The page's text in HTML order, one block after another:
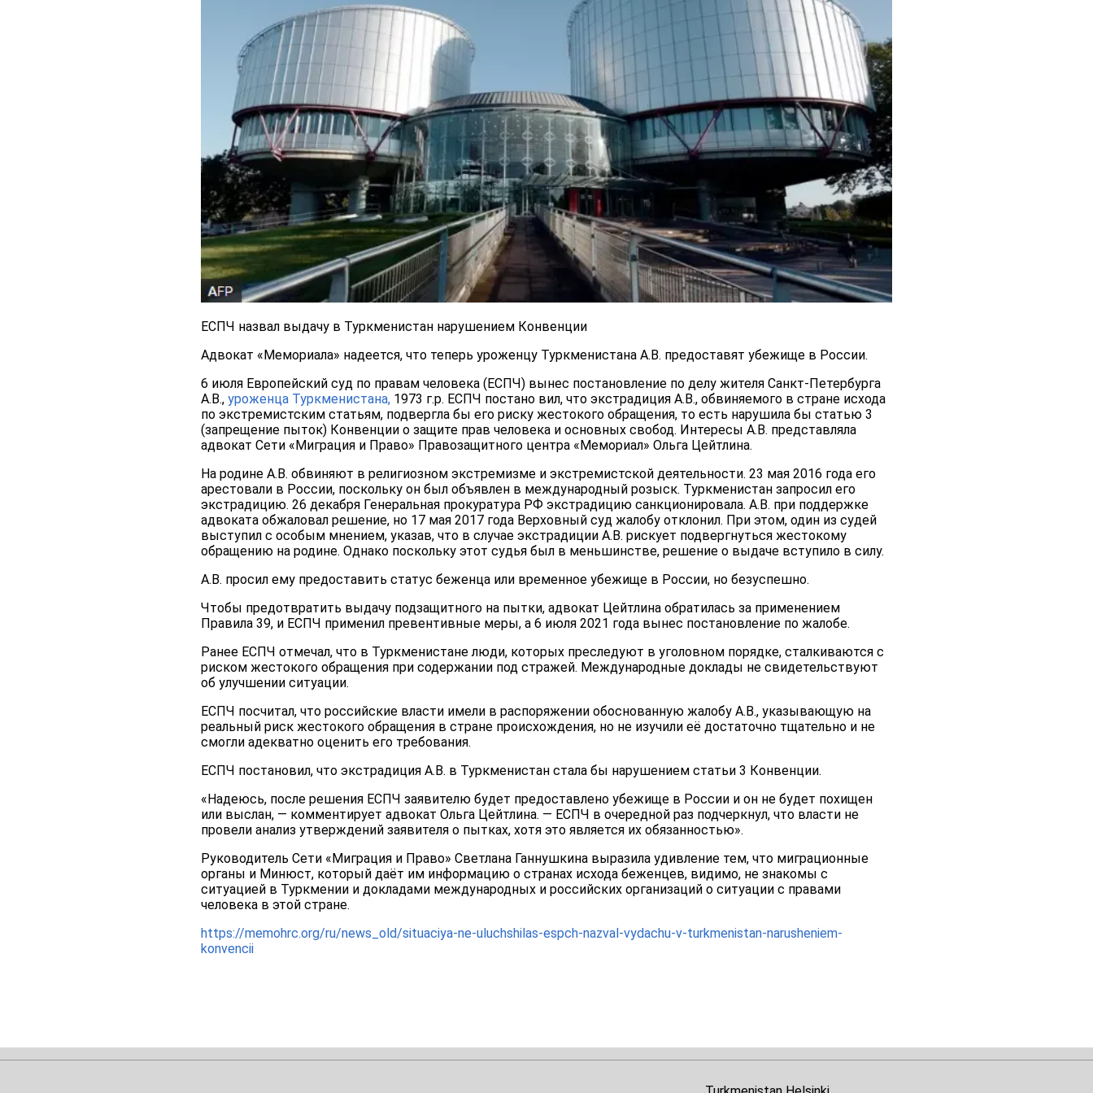
ЕСПЧ назвал выдачу в Туркменистан нарушением Конвенции
Адвокат «Мемориала» надеется, что теперь уроженцу Туркменистана А.В. предоставят убежище в России.
6 июля Европейский суд по правам человека (ЕСПЧ) вынес постановление по делу жителя Санкт-Петербурга
А.В., уроженца Туркменистана, 1973 г.р. ЕСПЧ постано вил, что экстрадиция А.В., обвиняемого в стране исхода
по экстремистским статьям, подвергла бы его риску жестокого обращения, то есть нарушила бы статью 3
(запрещение пыток) Конвенции о защите прав человека и основных свобод. Интересы А.В. представляла
адвокат Сети «Миграция и Право» Правозащитного центра «Мемориал» Ольга Цейтлина.
На родине А.В. обвиняют в религиозном экстремизме и экстремистской деятельности. 23 мая 2016 года его
арестовали в России, поскольку он был объявлен в международный розыск. Туркменистан запросил его
экстрадицию. 26 декабря Генеральная прокуратура РФ экстрадицию санкционировала. А.В. при поддержке
адвоката обжаловал решение, но 17 мая 2017 года Верховный суд жалобу отклонил. При этом, один из судей
выступил с особым мнением, указав, что в случае экстрадиции А.В. рискует подвергнуться жестокому
обращению на родине. Однако поскольку этот судья был в меньшинстве, решение о выдаче вступило в силу.
А.В. просил ему предоставить статус беженца или временное убежище в России, но безуспешно.
Чтобы предотвратить выдачу подзащитного на пытки, адвокат Цейтлина обратилась за применением
Правила 39, и ЕСПЧ применил превентивные меры, а 6 июля 2021 года вынес постановление по жалобе.
Ранее ЕСПЧ отмечал, что в Туркменистане люди, которых преследуют в уголовном порядке, сталкиваются с
риском жестокого обращения при содержании под стражей. Международные доклады не свидетельствуют
об улучшении ситуации.
ЕСПЧ посчитал, что российские власти имели в распоряжении обоснованную жалобу А.В., указывающую на
реальный риск жестокого обращения в стране происхождения, но не изучили её достаточно тщательно и не
смогли адекватно оценить его требования.
ЕСПЧ постановил, что экстрадиция А.В. в Туркменистан стала бы нарушением статьи 3 Конвенции.
«Надеюсь, после решения ЕСПЧ заявителю будет предоставлено убежище в России и он не будет похищен
или выслан, — комментирует адвокат Ольга Цейтлина. — ЕСПЧ в очередной раз подчеркнул, что власти не
провели анализ утверждений заявителя о пытках, хотя это является их обязанностью».
Руководитель Сети «Миграция и Право» Светлана Ганнушкина выразила удивление тем, что миграционные
органы и Минюст, который даёт им информацию о странах исхода беженцев, видимо, не знакомы с
ситуацией в Туркмении и докладами международных и российских организаций о ситуации с правами
человека в этой стране.
https://memohrc.org/ru/news_old/situaciya-ne-uluchshilas-espch-nazval-vydachu-v-turkmenistan-narusheniem-
konvencii